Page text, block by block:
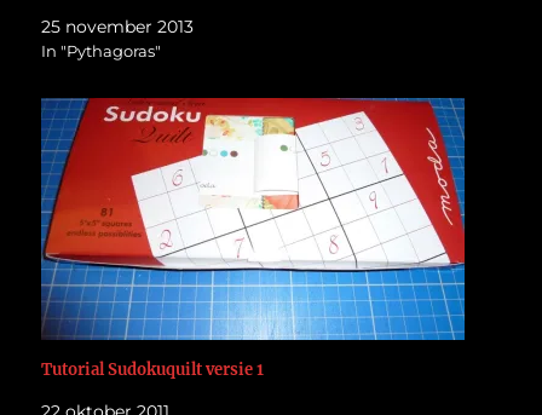
25 november 2013
In "Pythagoras"
Tutorial Sudokuquilt versie 1